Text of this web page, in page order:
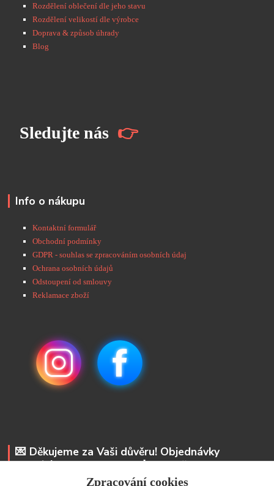
Rozdělení oblečení dle jeho stavu
Rozdělení velikostí dle výrobce
Doprava & způsob úhrady
Blog
Sledujte nás 👉
Info o nákupu
Kontaktní formulář
Obchodní podmínky
GDPR - souhlas se zpracováním osobních údaj
Ochrana osobních údajů
Odstoupení od smlouvy
Reklamace zboží
💌 Děkujeme za Vaši důvěru! Objednávky
odesíláme do 48 hodin. 📩 Na vaše e-maily
odpovíme do 24 hodin.Zpracování cookies